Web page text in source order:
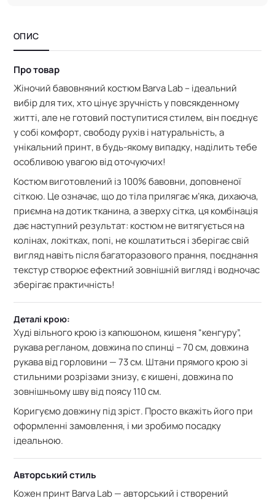
ОПИС
Про товар
Жіночий бавовняний костюм Barva Lab – ідеальний
вибір для тих, хто цінує зручність у повсякденному
житті, але не готовий поступитися стилем, він поєднує
у собі комфорт, свободу рухів і натуральність, а
унікальний принт, в будь-якому випадку, наділить тебе
особливою увагою від оточуючих!
Костюм виготовлений із 100% бавовни, доповненої
сіткою. Це означає, щодо тіла прилягає м’яка, дихаюча,
приємна на дотик тканина, а зверху сітка, ця комбінація
дає наступний результат: костюм не витягується на
колінах, локітках, попі, не кошлатиться і зберігає свій
вигляд навіть після багаторазового прання, поєднання
текстур створює ефектний зовнішній вигляд і водночас
зберігає практичність!
Деталі крою:
Худі вільного крою із капюшоном, кишеня “кенгуру”,
рукава регланом, довжина по спинці – 70 см,довжина
рукава від горловини — 73 см. Штани прямого крою зі
стильними розрізами знизу, є кишені, довжина по
зовнішньому шву від поясу 110 см.
Коригуємо довжину під зріст. Просто вкажіть його при
оформленні замовлення, і ми зробимо посадку
ідеальною.
Авторський стиль
Кожен принт Barva Lab — авторський і створений